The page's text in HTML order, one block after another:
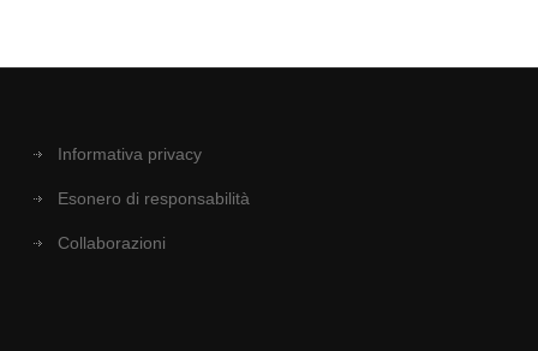
Informativa privacy
Esonero di responsabilità
Collaborazioni